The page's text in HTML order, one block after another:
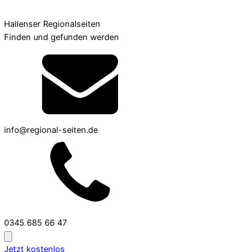
Hallenser Regionalseiten
Finden und gefunden werden
info@regional-seiten.de
0345 685 66 47
Jetzt kostenlos